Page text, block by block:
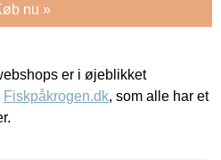
nu »
er i øjeblikket
Fiskpåkrogen.dk, som alle har et